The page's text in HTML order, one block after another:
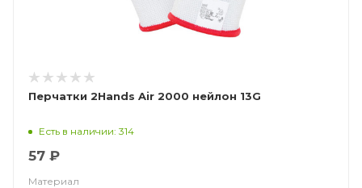
Перчатки 2Hands Air 2000 нейлон 13G
Есть в наличии: 314
57 ₽
Материал